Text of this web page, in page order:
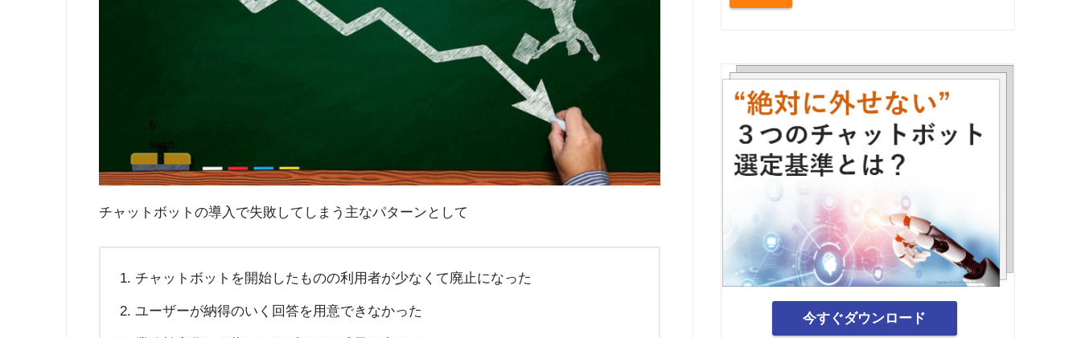
チャットボットの導入で失敗してしまう主なパターンとして
チャットボットを開始したものの利用者が少なくて廃止になった
ユーザーが納得のいく回答を用意できなかった 今すぐダウンロード